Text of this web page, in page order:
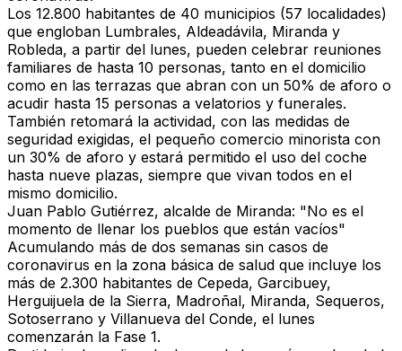
Los 12.800 habitantes de 40 municipios (57 localidades)
que engloban Lumbrales, Aldeadávila, Miranda y
Robleda, a partir del lunes, pueden celebrar reuniones
familiares de hasta 10 personas, tanto en el domicilio
como en las terrazas que abran con un 50% de aforo o
acudir hasta 15 personas a velatorios y funerales.
También retomará la actividad, con las medidas de
seguridad exigidas, el pequeño comercio minorista con
un 30% de aforo y estará permitido el uso del coche
hasta nueve plazas, siempre que vivan todos en el
mismo domicilio.
Juan Pablo Gutiérrez, alcalde de Miranda: "No es el
momento de llenar los pueblos que están vacíos"
Acumulando más de dos semanas sin casos de
coronavirus en la zona básica de salud que incluye los
más de 2.300 habitantes de Cepeda, Garcibuey,
Herguijuela de la Sierra, Madroñal, Miranda, Sequeros,
Sotoserrano y Villanueva del Conde, el lunes
comenzarán la Fase 1.